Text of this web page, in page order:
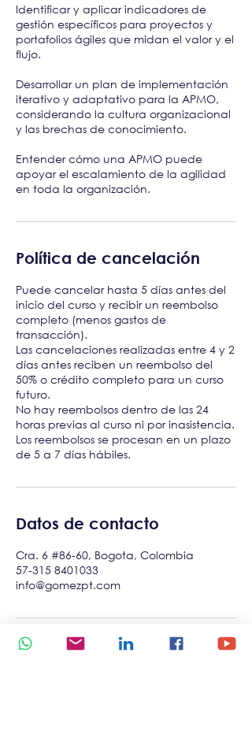
Identificar y aplicar indicadores de
gestión específicos para proyectos y
portafolios ágiles que midan el valor y el
flujo.
Desarrollar un plan de implementación
iterativo y adaptativo para la APMO,
considerando la cultura organizacional
y las brechas de conocimiento.
Entender cómo una APMO puede
apoyar el escalamiento de la agilidad
en toda la organización.
Política de cancelación
Puede cancelar hasta 5 días antes del
inicio del curso y recibir un reembolso
completo (menos gastos de
transacción).
Las cancelaciones realizadas entre 4 y 2
días antes reciben un reembolso del
50% o crédito completo para un curso
futuro.
No hay reembolsos dentro de las 24
horas previas al curso ni por inasistencia.
Los reembolsos se procesan en un plazo
de 5 a 7 días hábiles.
Datos de contacto
Cra. 6 #86-60, Bogota, Colombia
57-315 8401033
info@gomezpt.com